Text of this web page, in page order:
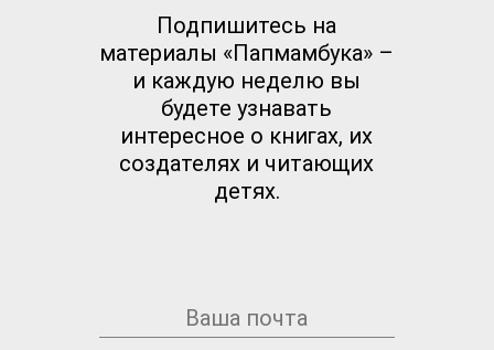
Подпишитесь на
материалы «Папмамбука» –
и каждую неделю вы
будете узнавать
интересное о книгах, их
создателях и читающих
детях.